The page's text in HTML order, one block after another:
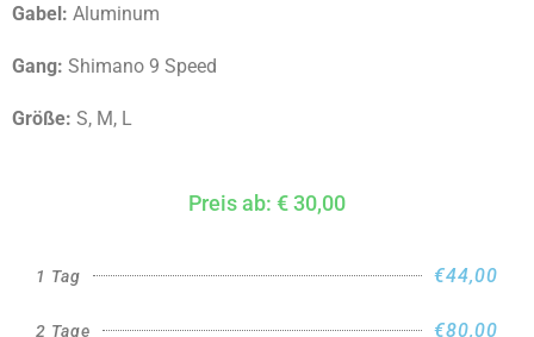
Gabel: Aluminum
Gang: Shimano 9 Speed
Größe: S, M, L
Preis ab: € 30,00
1 Tag €44,00
2 Tage €80,00